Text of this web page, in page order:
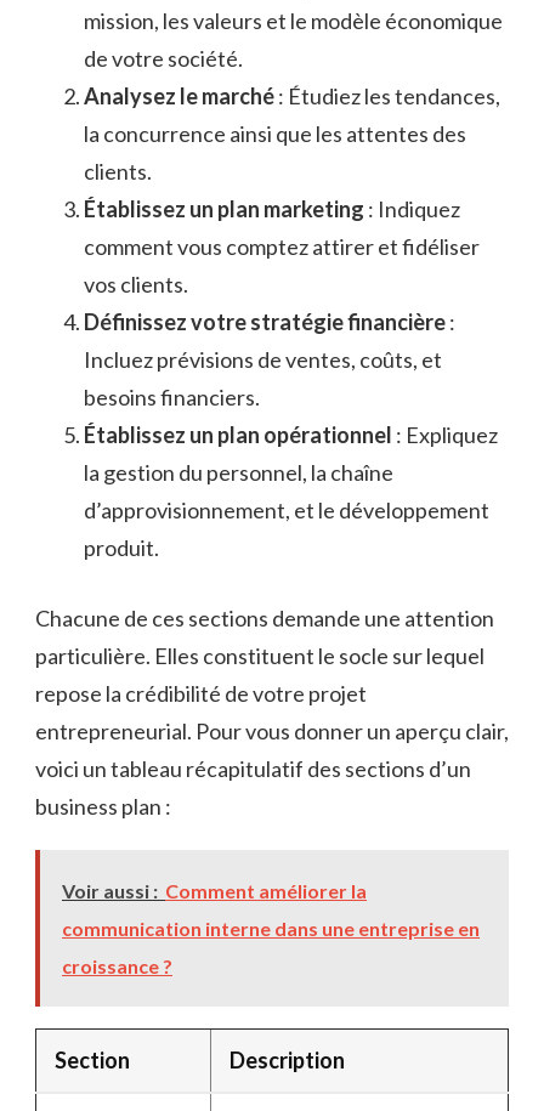
mission, les valeurs et le modèle économique
de votre société.
Analysez le marché: Étudiez les tendances,
la concurrence ainsi que les attentes des
clients.
Établissez un plan marketing : Indiquez
comment vous comptez attirer et fidéliser
vos clients.
Définissez votre stratégie financière:
Incluez prévisions de ventes, coûts, et
besoins financiers.
Établissez un plan opérationnel : Expliquez
la gestion du personnel, la chaîne
d’approvisionnement, et le développement
produit.
Chacune de ces sections demande une attention
particulière. Elles constituent le socle sur lequel
repose la crédibilité de votre projet
entrepreneurial. Pour vous donner un aperçu clair,
voici un tableau récapitulatif des sections d’un
business plan :
Voir aussi : Comment améliorer la
communication interne dans une entreprise en
croissance ?
Section Description